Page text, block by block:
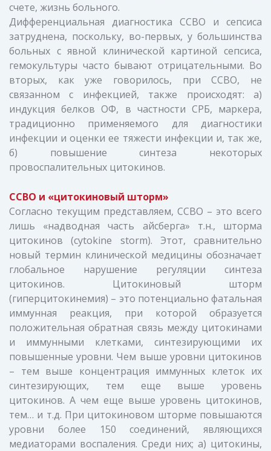
счете, жизнь больного.
Дифференциальная диагностика ССВО и сепсиса
затруднена, поскольку, во-первых, у большинства
больных с явной клинической картиной сепсиса,
гемокультуры часто бывают отрицательными. Во
вторых, как уже говорилось, при ССВО, не
связанном с инфекцией, также происходят: а)
индукция белков ОФ, в частности СРБ, маркера,
традиционно применяемого для диагностики
инфекции и оценки ее тяжести инфекции и, так же,
б) повышение синтеза некоторых
провоспалительных цитокинов.
ССВО и «цитокиновый шторм»
Согласно текущим представляем, ССВО – это всего
лишь «надводная часть айсберга» т.н., шторма
цитокинов (cytokine storm). Этот, сравнительно
новый термин клинической медицины обозначает
глобальное нарушение регуляции синтеза
цитокинов. Цитокиновый шторм
(гиперцитокинемия) – это потенциально фатальная
иммунная реакция, при которой образуется
положительная обратная связь между цитокинами
и иммунными клетками, синтезирующими их
повышенные уровни. Чем выше уровни цитокинов
– тем выше концентрация иммунных клеток их
синтезирующих, тем еще выше уровень
цитокинов. А чем еще выше уровень цитокинов,
тем… и т.д. При цитокиновом шторме повышаются
уровни более 150 соединений, являющихся
медиаторами воспаления. Среди них; а) цитокины,